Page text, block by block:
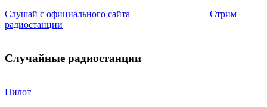
Слушай с официального сайта
Стрим
радиостанции
Случайные радиостанции
Пилот